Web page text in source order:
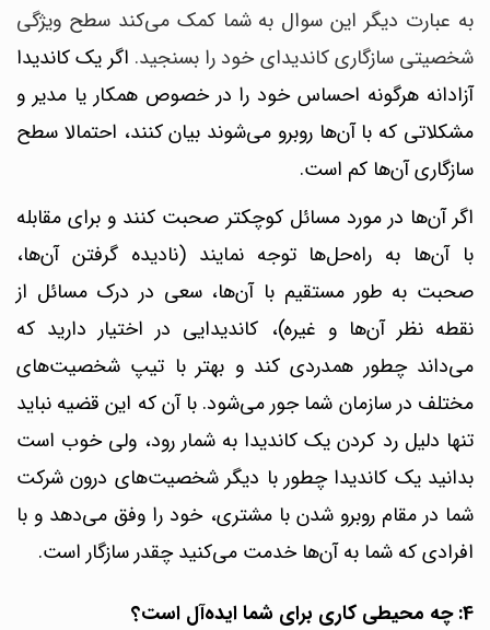
به عبارت دیگر این سوال به شما کمک می‌کند سطح ویژگی
شخصیتی سازگاری کاندیدای خود را بسنجید. اگر یک کاندیدا
آزادانه هرگونه احساس خود را در خصوص همکار یا مدیر و
مشکلاتی که با آن‌ها روبرو می‌شوند بیان کنند، احتمالا سطح
سازگاری آن‌ها کم است.
اگر آن‌ها در مورد مسائل کوچکتر صحبت کنند و برای مقابله
با آن‌ها به راه‌حل‌ها توجه نمایند (نادیده گرفتن آن‌ها،
صحبت به طور مستقیم با آن‌ها، سعی در درک مسائل از
نقطه نظر آن‌ها و غیره)، کاندیدایی در اختیار دارید که
می‌داند چطور همدردی کند و بهتر با تیپ شخصیت‌های
مختلف در سازمان شما جور می‌شود.با آن که این قضیه نباید
تنها دلیل رد کردن یک کاندیدا به شمار رود، ولی خوب است
بدانید یک کاندیدا چطور با دیگر شخصیت‌های درون شرکت
شما در مقام روبرو شدن با مشتری، خود را وفق می‌دهد و با
افرادی که شما به آن‌ها خدمت می‌کنید چقدر سازگار است.
4: چه محیطی کاری برای شما ایده‌آل است؟